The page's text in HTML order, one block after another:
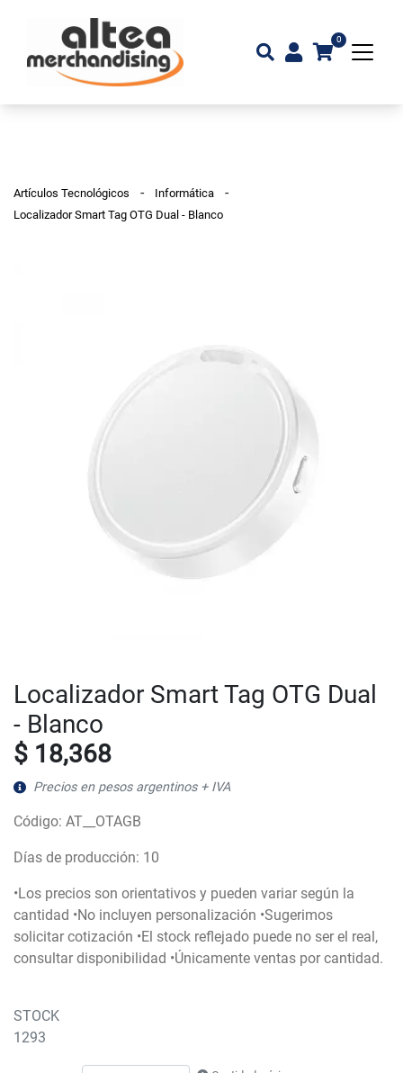
0
Artículos Tecnológicos - Informática -
Localizador Smart Tag OTG Dual - Blanco
Localizador Smart Tag OTG Dual
- Blanco
$ 18,368
Precios en pesos argentinos + IVA
Código: AT__OTAGB
Días de producción: 10
•Los precios son orientativos y pueden variar según la
cantidad •No incluyen personalización •Sugerimos
solicitar cotización •El stock reflejado puede no ser el real,
consultar disponibilidad •Únicamente ventas por cantidad.
STOCK
1293